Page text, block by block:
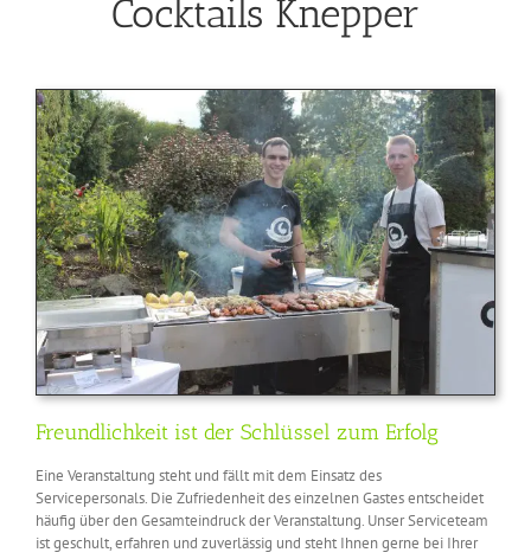
Cocktails Knepper
Freundlichkeit ist der Schlüssel zum Erfolg
Eine Veranstaltung steht und fällt mit dem Einsatz des
Servicepersonals. Die Zufriedenheit des einzelnen Gastes entscheidet
häufig über den Gesamteindruck der Veranstaltung. Unser Serviceteam
ist geschult, erfahren und zuverlässig und steht Ihnen gerne bei Ihrer